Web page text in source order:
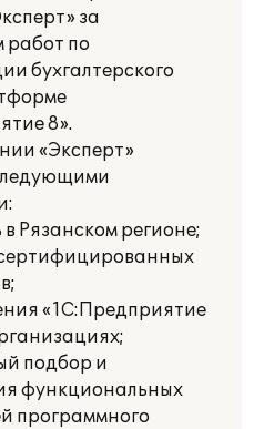
за
работ по
бухгалтерского
8».
«Эксперт»
в Рязанском регионе;
«1С:Предприятие
подбор и
функциональных
программного